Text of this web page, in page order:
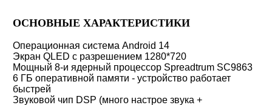
ОСНОВНЫЕ ХАРАКТЕРИСТИКИ
Операционная система Android 14
Экран QLED с разрешением 1280*720
Мощный 8-и ядерный процессор Spreadtrum SC9863
6 ГБ оперативной памяти - устройство работает
быстрей
Звуковой чип DSP (много настрое звука +